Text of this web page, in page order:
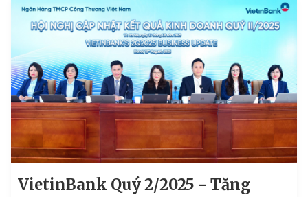
VietinBank Quý 2/2025 - Tăng